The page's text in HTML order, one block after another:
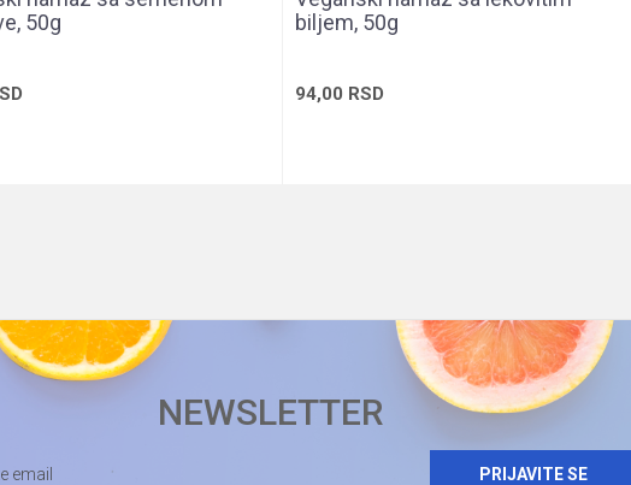
50g
biljem, 50g
94,00 RSD
NEWSLETTER
PRIJAVITE SE